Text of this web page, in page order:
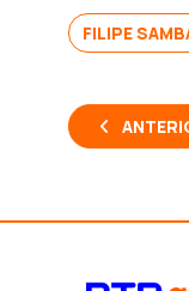
FILIPE